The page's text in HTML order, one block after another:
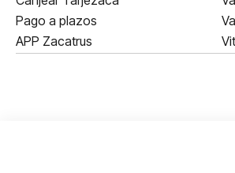
Pago a plazos
APP Zacatrus